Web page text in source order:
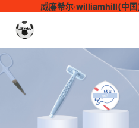
威廉希尔·williamhill(中国